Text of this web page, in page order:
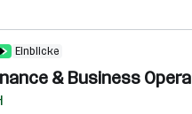
Einblicke
& Business